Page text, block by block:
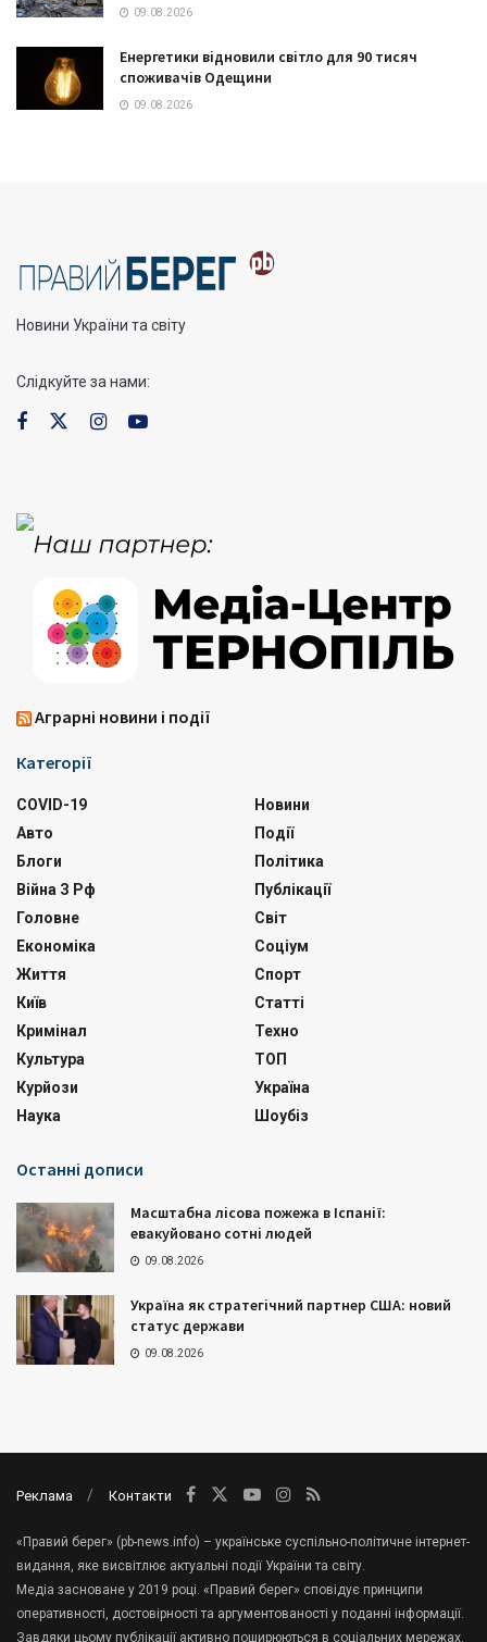
09.08.2026
Енергетики відновили світло для 90 тисяч
споживачів Одещини
09.08.2026
Новини України та світу
Слідкуйте за нами:
Аграрні новини і події
Категорії
COVID-19
Авто
Блоги
Війна З Рф
Головне
Економіка
Життя
Київ
Кримінал
Культура
Курйози
Наука
Новини
Події
Політика
Публікації
Світ
Соціум
Спорт
Статті
Техно
ТОП
Україна
Шоубіз
Останні дописи
Масштабна лісова пожежа в Іспанії:
евакуйовано сотні людей
09.08.2026
Україна як стратегічний партнер США: новий
статус держави
09.08.2026
Реклама Контакти
«Правий берег» (pb-news.info) – українське суспільно-політичне інтернет-
видання, яке висвітлює актуальні події України та світу.
Медіа засноване у 2019 році. «Правий берег» сповідує принципи
оперативності, достовірності та аргументованості у поданні інформації.
Завдяки цьому публікації активно поширюються в соціальних мережах.